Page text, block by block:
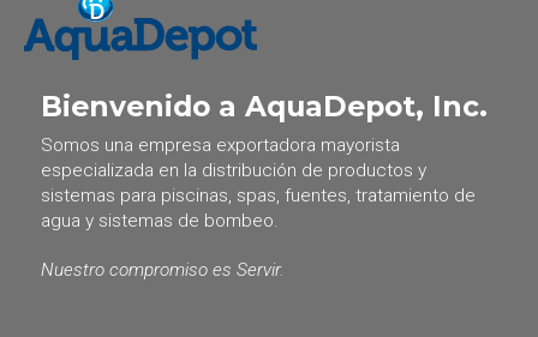
Bienvenido a AquaDepot, Inc.
Somos una empresa exportadora mayorista
especializada en la distribución de productos y
sistemas para piscinas, spas, fuentes, tratamiento de
agua y sistemas de bombeo.
Nuestro compromiso es Servir.